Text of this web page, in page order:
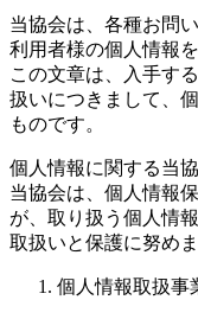
当協会は、各種お問
利用者様の個人情報
この文章は、入手す
扱いにつきまして、
ものです。
個人情報に関する当
当協会は、個人情報
が、取り扱う個人情
取扱いと保護に努めま
個人情報取扱事